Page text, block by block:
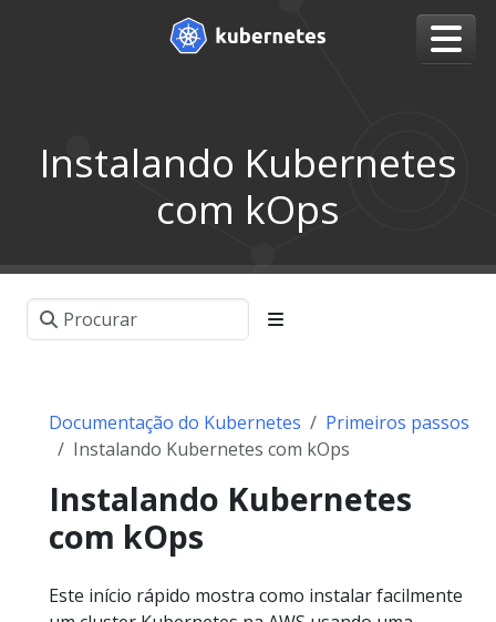
Instalando Kubernetes
com kOps
Documentação do Kubernetes
Primeiros passos
Instalando Kubernetes com kOps
Instalando Kubernetes
com kOps
Este início rápido mostra como instalar facilmente